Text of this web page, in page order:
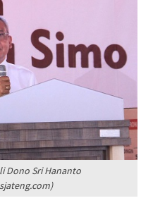
Dono Sri Hananto